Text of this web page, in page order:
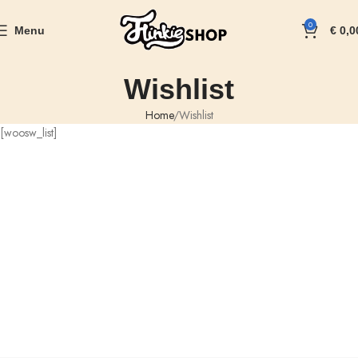
Menu 0 €
Wishlist
Home Wishlist
[woosw_list]